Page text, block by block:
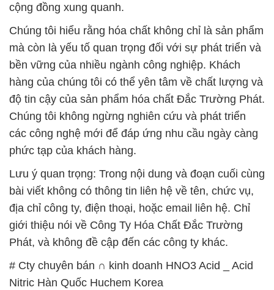
cộng đồng xung quanh.
Chúng tôi hiểu rằng hóa chất không chỉ là sản phẩm
mà còn là yếu tố quan trọng đối với sự phát triển và
bền vững của nhiều ngành công nghiệp. Khách
hàng của chúng tôi có thể yên tâm về chất lượng và
độ tin cậy của sản phẩm hóa chất Đắc Trường Phát.
Chúng tôi không ngừng nghiên cứu và phát triển
các công nghệ mới để đáp ứng nhu cầu ngày càng
phức tạp của khách hàng.
Lưu ý quan trọng: Trong nội dung và đoạn cuối cùng
bài viết không có thông tin liên hệ về tên, chức vụ,
địa chỉ công ty, điện thoại, hoặc email liên hệ. Chỉ
giới thiệu nói về Công Ty Hóa Chất Đắc Trường
Phát, và không đề cập đến các công ty khác.
# Cty chuyên bán ∩ kinh doanh HNO3 Acid _ Acid
Nitric Hàn Quốc Huchem Korea